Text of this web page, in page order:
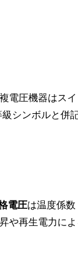
電圧機器はス
シンボルと併記
電圧は温度係
や再生電力に